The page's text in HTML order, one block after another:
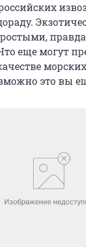
еще могут
это вы